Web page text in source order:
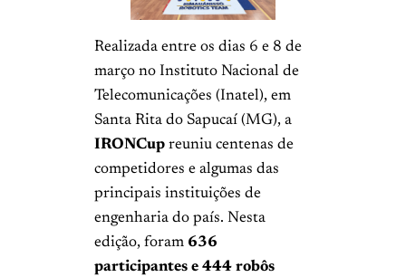
Realizada entre os dias 6 e 8 de
março no Instituto Nacional de
Telecomunicações (Inatel), em
Santa Rita do Sapucaí (MG), a
IRONCup reuniu centenas de
competidores e algumas das
principais instituições de
engenharia do país. Nesta
edição, foram 636
participantes e 444 robôs